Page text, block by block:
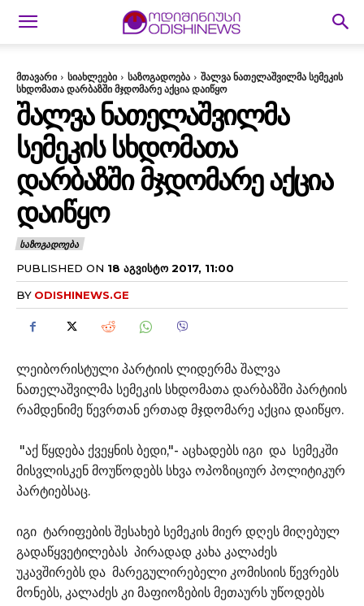
მთავარი სიახლეები საზოგადოება
შალვა ნათელაშვილმა სემეკის
სხდომათა დარბაზში მჯდომარე აქცია დაიწყო
ᲨᲐᲚᲕᲐ ᲜᲐᲗᲔᲚᲐᲨᲕᲘᲚᲛᲐ
ᲡᲔᲛᲔᲙᲘᲡ ᲡᲮᲓᲝᲛᲐᲗᲐ
ᲓᲐᲠᲑᲐᲖᲨᲘ ᲛᲯᲓᲝᲛᲐᲠᲔ ᲐᲥᲪᲘᲐ
ᲓᲐᲘᲬᲧᲝ
ᲡᲐᲖᲝᲒᲐᲓᲝᲔᲑᲐ
PUBLISHED ON 18 ᲐᲒᲕᲘᲡᲢᲝ 2017, 11:00
BY ODISHINEWS.GE
ლეიბორისტული პარტიის ლიდერმა შალვა
ნათელაშვილმა სემეკის სხდომათა დარბაზში პარტიის
რამდენიმე წევრთან ერთად მჯდომარე აქცია დაიწყო.
"აქ წყდება ქვეყნის ბედი,"- აცხადებს იგი და სემეკში
მისვლისკენ მოუწოდებს სხვა ოპოზიციურ პოლიტიკურ
პარტიებსაც.
იგი ტარიფების შესახებ სემეკის მიერ დღეს მიღებულ
გადაწყვეტილებას პირადად კახა კალაძეს
უკავშირებს და მარეგულირებელი კომისიის წევრებს
მონებს, კალაძეს კი მაფიოზების მეთაურს უწოდებს